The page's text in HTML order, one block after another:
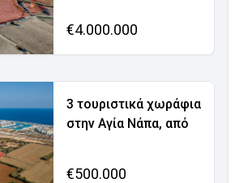
€4.000.000
3 τουριστικά χωράφια
στην Αγία Νάπα, από
€500.000